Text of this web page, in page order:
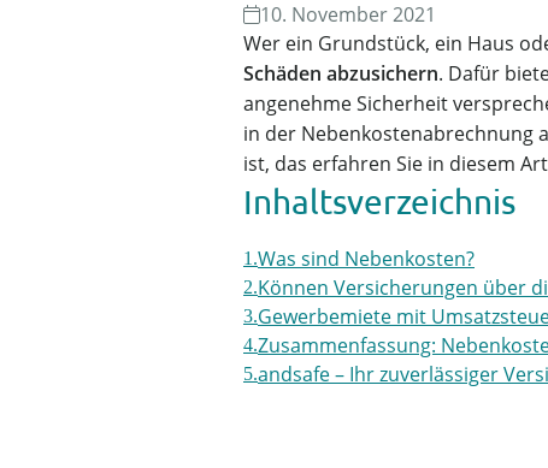
10. November 2021
Wer ein Grundstück, ein Haus
Schäden abzusichern. Dafür
angenehme Sicherheit
in der Nebenkostenabrechnung
ist, das erfahren Sie in diesem
Inhaltsverzeichnis
Was sind Nebenkosten?
Können Versicherungen über
Gewerbemiete mit
Zusammenfassung:
andsafe – Ihr zuverlässiger